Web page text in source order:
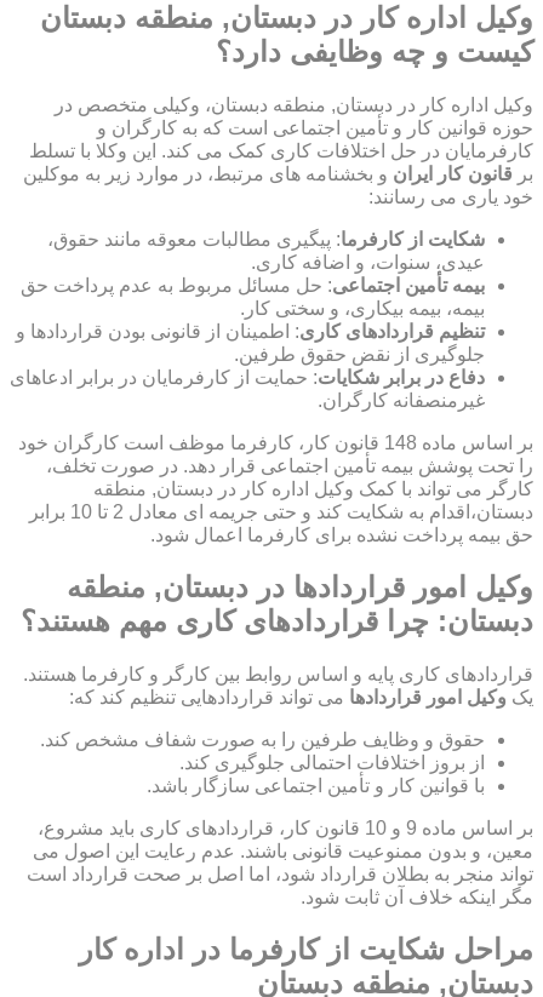
وکیل اداره کار در دبستان, منطقه دبستان
کیست و چه وظایفی دارد؟
وکیل اداره کار در دبستان, منطقه دبستان، وکیلی متخصص در
حوزه قوانین کار و تأمین اجتماعی است که به کارگران و
کارفرمایان در حل اختلافات کاری کمک می کند. این وکلا با تسلط
بر قانون کار ایران و بخشنامه های مرتبط، در موارد زیر به موکلین
خود یاری می رسانند:
شکایت از کارفرما: پیگیری مطالبات معوقه مانند حقوق،
عیدی، سنوات، و اضافه کاری.
بیمه تأمین اجتماعی: حل مسائل مربوط به عدم پرداخت حق
بیمه، بیمه بیکاری، و سختی کار.
تنظیم قراردادهای کاری: اطمینان از قانونی بودن قراردادها و
جلوگیری از نقض حقوق طرفین.
دفاع در برابر شکایات: حمایت از کارفرمایان در برابر ادعاهای
غیرمنصفانه کارگران.
بر اساس ماده 148 قانون کار، کارفرما موظف است کارگران خود
را تحت پوشش بیمه تأمین اجتماعی قرار دهد. در صورت تخلف،
کارگر می تواند با کمک وکیل اداره کار در دبستان, منطقه
دبستان،اقدام به شکایت کند و حتی جریمه ای معادل 2 تا 10 برابر
حق بیمه پرداخت نشده برای کارفرما اعمال شود.
وکیل امور قراردادها در دبستان, منطقه
دبستان: چرا قراردادهای کاری مهم هستند؟
قراردادهای کاری پایه و اساس روابط بین کارگر و کارفرما هستند.
یک وکیل امور قراردادها می تواند قراردادهایی تنظیم کند که:
حقوق و وظایف طرفین را به صورت شفاف مشخص کند.
از بروز اختلافات احتمالی جلوگیری کند.
با قوانین کار و تأمین اجتماعی سازگار باشد.
بر اساس ماده 9 و 10 قانون کار، قراردادهای کاری باید مشروع،
معین، و بدون ممنوعیت قانونی باشند. عدم رعایت این اصول می
تواند منجر به بطلان قرارداد شود، اما اصل بر صحت قرارداد است
مگر اینکه خلاف آن ثابت شود.
مراحل شکایت از کارفرما در اداره کار
دبستان, منطقه دبستان